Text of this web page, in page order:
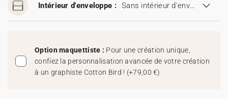
Intérieur d'enveloppe : Sans intérieur d'enveloppe
Option maquettiste : Pour une création unique,
confiez la personnalisation avancée de votre création
à un graphiste Cotton Bird ! (+79,00 €)